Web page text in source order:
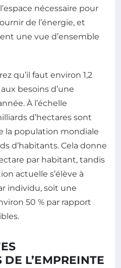
nécessaire pour
de l’énergie, et
une vue d’ensemble
qu’il faut environ 1,2
besoins d’une
À l’échelle
d’hectares sont
la population mondiale
d’habitants. Cela donne
par habitant, tandis
actuelle s’élève à
individu, soit une
50 % par rapport
L’EMPREINTE